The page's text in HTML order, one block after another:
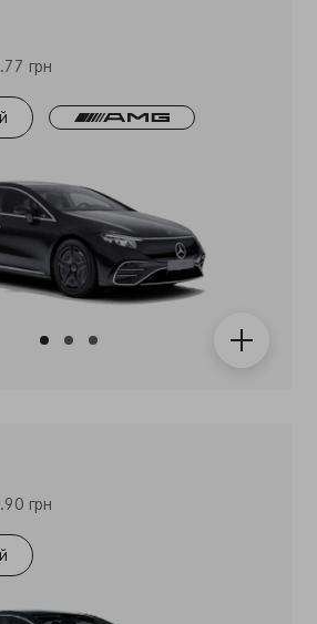
грн
грн